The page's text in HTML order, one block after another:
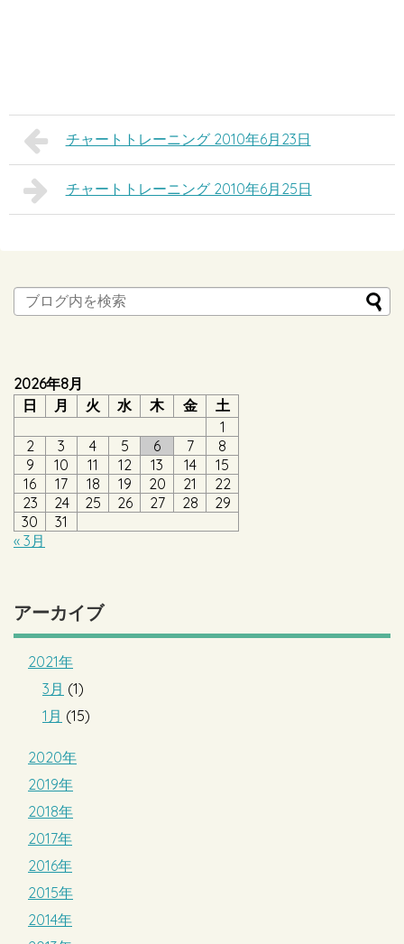
チャートトレーニング 2010年6月23日
チャートトレーニング 2010年6月25日
2026年8月
日
月 火 水 木 金
土
1
2
3 4 5 6 7
8
9
10 11 12 13 14
15
16
17 18 19 20 21
22
23
24 25 26 27 28
29
30
31
« 3月
アーカイブ
2021年
3月 (1)
1月 (15)
2020年
2019年
2018年
2017年
2016年
2015年
2014年